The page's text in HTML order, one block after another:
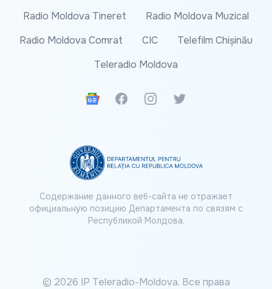
Radio Moldova Tineret
Radio Moldova Muzical
Radio Moldova Comrat
CIC
Telefilm Chișinău
Teleradio Moldova
Google News
FacebookInstagramTwitter
Содержание данного веб-сайта не отражает
официальную позицию Департамента по связям с
Республикой Молдова.
© 2026 IP Teleradio-Moldova. Все права